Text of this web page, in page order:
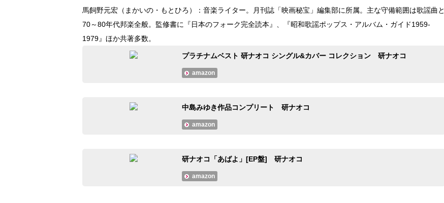
馬飼野元宏（まかいの・もとひろ）：音楽ライター。月刊誌「映画秘宝」編集部に所属。主な守備範囲は歌謡曲と
70～80年代邦楽全般。監修書に『日本のフォーク完全読本』、『昭和歌謡ポップス・アルバム・ガイド1959-
1979』ほか共著多数。
プラチナムベスト 研ナオコ シングル&カバー コレクション 研ナオコ
amazon
中島みゆき作品コンプリート 研ナオコ
amazon
研ナオコ「あばよ」[EP盤] 研ナオコ
amazon